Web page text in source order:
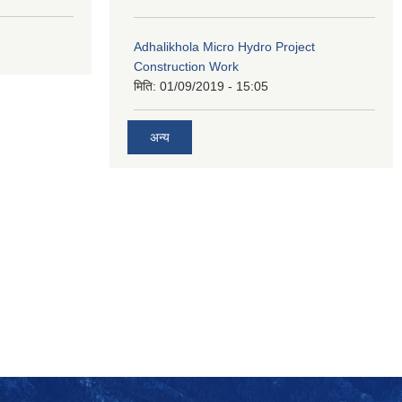
Adhalikhola Micro Hydro Project
Construction Work
मिति: 01/09/2019 - 15:05
अन्य